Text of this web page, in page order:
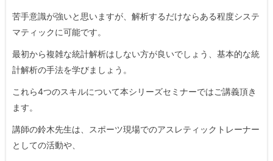
苦手意識が強いと思いますが、解析するだけならある程度システ
マティックに可能です。
最初から複雑な統計解析はしない方が良いでしょう、基本的な統
計解析の手法を学びましょう。
これら4つのスキルについて本シリーズセミナーではご講義頂き
ます。
講師の鈴木先生は、スポーツ現場でのアスレティックトレーナー
としての活動や、